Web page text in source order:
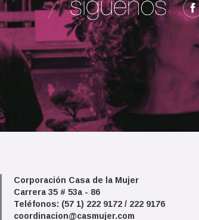
Corporación Casa de la Mujer
Carrera 35 # 53a - 86
Teléfonos: (57 1) 222 9172 / 222 9176
coordinacion@casmujer.com